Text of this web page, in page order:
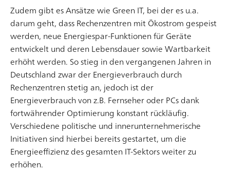
Bei jeglicher Kommunikation wird der Mensch auf die
ein oder andere Weise mit Feedback konfrontiert –
Rückmeldungen darüber, wie eine Äußerung,
Handlung oder ein Verhalten auf eine andere Person
oder Personen wirkt. Dabei zeigt die Reaktion des
Kommunikationspartners nicht nur an, ob die
Verhaltensweise verstanden wurde. Sie hat zudem
auch die Eigenschaft eines Korrektivs, indem […]
Artikel lesen
Zudem gibt es Ansätze wie Green IT, bei der es u.a.
darum geht, dass Rechenzentren mit Ökostrom gespeist
werden, neue Energiespar-Funktionen für Geräte
entwickelt und deren Lebensdauer sowie Wartbarkeit
erhöht werden. So stieg in den vergangenen Jahren in
Deutschland zwar der Energieverbrauch durch
Rechenzentren stetig an, jedoch ist der
Energieverbrauch von z.B. Fernseher oder PCs dank
fortwährender Optimierung konstant rückläufig.
Verschiedene politische und innerunternehmerische
Initiativen sind hierbei bereits gestartet, um die
Energieeffizienz des gesamten IT-Sektors weiter zu
erhöhen.